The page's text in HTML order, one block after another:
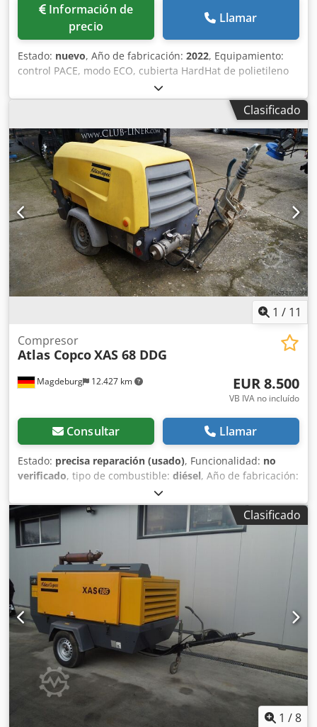
Información de
precio
Llamar
Estado: nuevo, Año de fabricación: 2022, Equipamiento:
control PACE, modo ECO, cubierta HardHat de polietileno
(PE), control Xc2003 Temperatura mínima: -10 °C
Dimensiones del chasis: 4844 x 1807 x 1892 mm (largo x
ancho x alto) Velocidad de alivio: 1500 rpm Velocidad
nominal a plena carga: 1960 rpm Dodpeii U R Dsfx Apqekr
Temperatura ambiente máxima: 45 °C Potencia del motor:
104 kW Caudal volumétrico (FAD): 10,9-9,7 m³/min Rango
de presión de funcionamiento: 5-14 bares Control del
compresor con regulación flexible de presión y caudal:
PACE Marca y modelo del motor: John Deere / 4045HI551
Sistema de tratamiento del aire comprimido compuesto
por: intercambiador de calor del aire comprimido,
separador de agua y filtro PD Nivel de emisiones: Etapa V
Número de cilindros: 4
Clasificado
1 / 11
Magdeburg 12.427 km
Compresor
Atlas CopcoXAS 68 DDG
EUR 8.500
VB IVA no incluído
Consultar Llamar
Estado: precisa reparación (usado), Funcionalidad: no
verificado, tipo de combustible: diésel, Año de fabricación:
, horas de funcionamiento:
Copco XAS 68 DDG, año de fabricación 2017, 1.154 horas
de funcionamiento, caudal 3,5 m³, potencia de emergencia
12,5 kVA, conexiones: 1 x 230 voltios, 2 x 400 voltios, núm.
de serie YA3064303H0461812, eje doblado, el compresor
funciona correctamente por lo demás, ABE/registro
disponible. Dsdoy Aktaepfx Apqokr
Clasificado
1 /8